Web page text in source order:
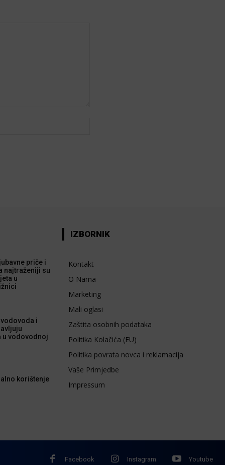
priče i
najtraženiji su
u
i
u vodovodnoj
korištenje
IZBORNIK
Kontakt
O Nama
Marketing
Mali oglasi
Zaštita osobnih podataka
Politika Kolačića (EU)
Politika povrata novca i reklamacija
Vaše Primjedbe
Impressum
Facebook Instagram Youtube